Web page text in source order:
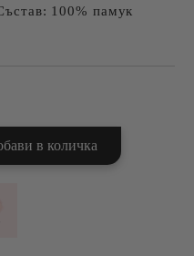
100% памук